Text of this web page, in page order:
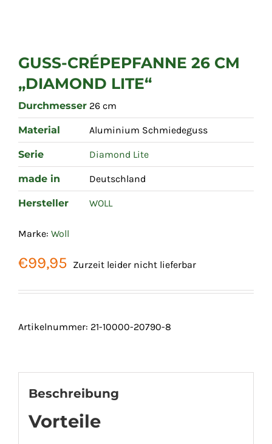
GUSS-CRÉPEPFANNE 26 CM
„DIAMOND LITE“
Durchmesser 26 cm
Material Aluminium Schmiedeguss
Serie Diamond Lite
made in Deutschland
Hersteller WOLL
Marke: Woll
€99,95 Zurzeit leider nicht lieferbar
Artikelnummer: 21-10000-20790-8
Beschreibung
Vorteile